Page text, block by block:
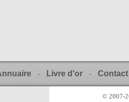
- Livre d'or - Contact
© 2007-